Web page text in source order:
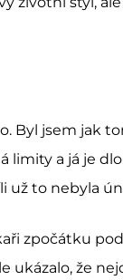
Byl jsem jak
limity a já je
už to nebyla
zpočátku
ukázalo, že